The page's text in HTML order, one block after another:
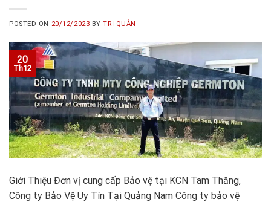
POSTED ON 20/12/2023 BYTRỊ QUẢN
20
Th12
Giới Thiệu Đơn vị cung cấp Bảo vệ tại KCN Tam Thăng,
Công ty Bảo Vệ Uy Tín Tại Quảng Nam Công ty bảo vệ